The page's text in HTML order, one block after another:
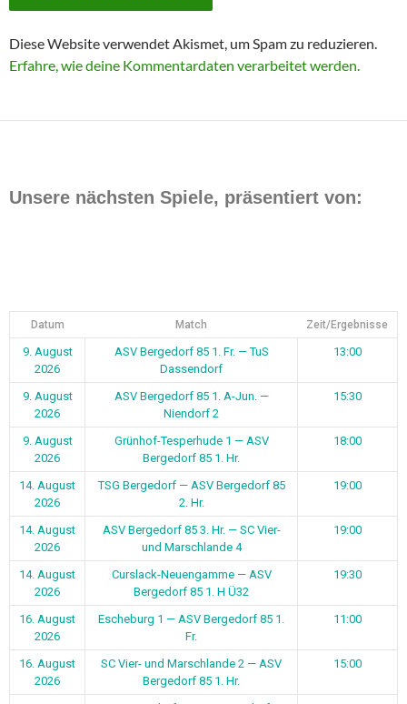
Diese Website verwendet Akismet, um Spam zu reduzieren.
Erfahre, wie deine Kommentardaten verarbeitet werden.
Unsere nächsten Spiele, präsentiert von:
Datum Match Zeit/Ergebnisse
9. August
2026
ASV Bergedorf 85 1. Fr. — TuS
Dassendorf
13:00
9. August
2026
ASV Bergedorf 85 1. A-Jun. —
Niendorf 2
15:30
9. August
2026
Grünhof-Tesperhude 1 — ASV
Bergedorf 85 1. Hr.
18:00
14. August
2026
TSG Bergedorf — ASV Bergedorf 85
2. Hr.
19:00
14. August
2026
ASV Bergedorf 85 3. Hr. — SC Vier-
und Marschlande 4
19:00
14. August
2026
Curslack-Neuengamme — ASV
Bergedorf 85 1. H Ü32
19:30
16. August
2026
Escheburg 1 — ASV Bergedorf 85 1.
Fr.
11:00
16. August
2026
SC Vier- und Marschlande 2 — ASV
Bergedorf 85 1. Hr.
15:00